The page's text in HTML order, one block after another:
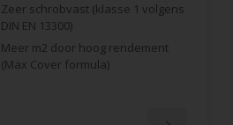
Zeer schrobvast (klasse 1 volgens
DIN EN 13300)
Meer m2 door hoog rendement
(Max Cover formula)